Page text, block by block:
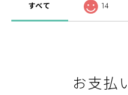
すべて 14
お支払